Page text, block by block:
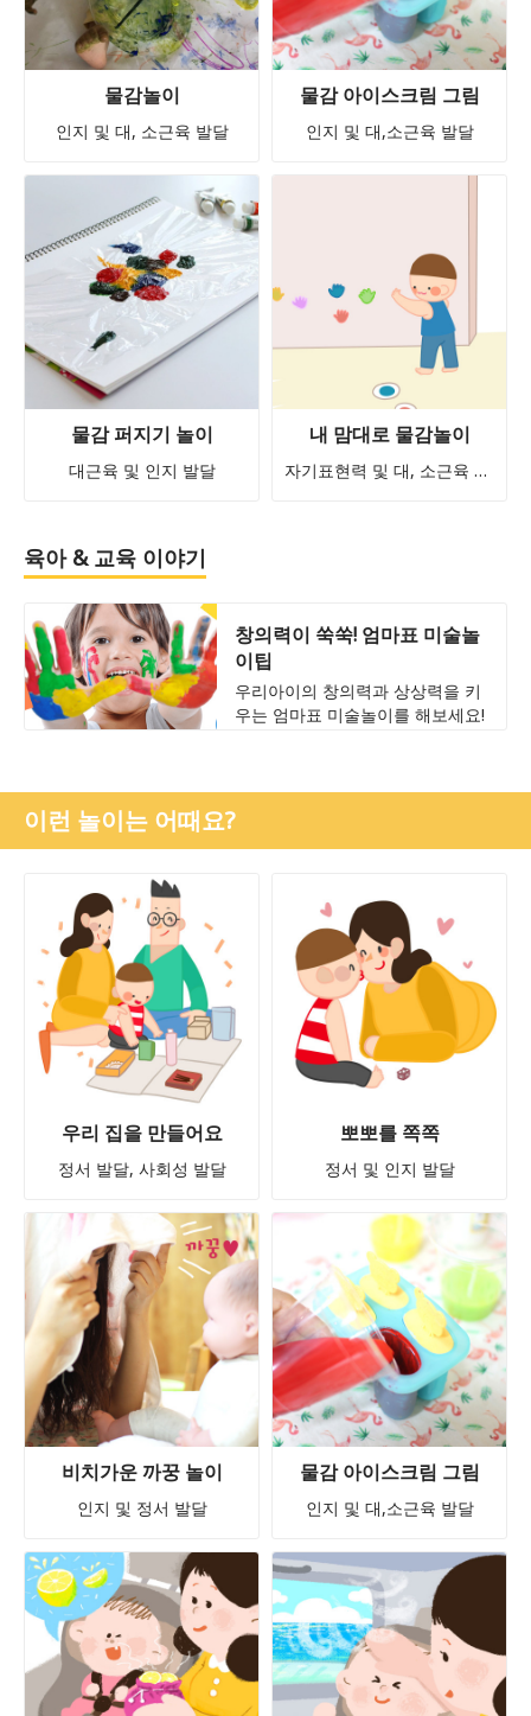
물감놀이
인지 및 대, 소근육 발달
물감 아이스크림 그림
인지 및 대,소근육 발달
물감 퍼지기 놀이
대근육 및 인지 발달
내 맘대로 물감놀이
자기표현력 및 대, 소근육 발달
육아 & 교육 이야기
창의력이 쑥쑥! 엄마표 미술놀
이팁
우리아이의 창의력과 상상력을 키
우는 엄마표 미술놀이를 해보세요!
이런 놀이는 어때요?
우리 집을 만들어요
정서 발달, 사회성 발달
뽀뽀를 쪽쪽
정서 및 인지 발달
비치가운 까꿍 놀이
인지 및 정서 발달
물감 아이스크림 그림
인지 및 대,소근육 발달